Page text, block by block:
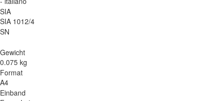
SIA
SIA 1012/4
SN
Gewicht
0.075 kg
Format
A4
Einband